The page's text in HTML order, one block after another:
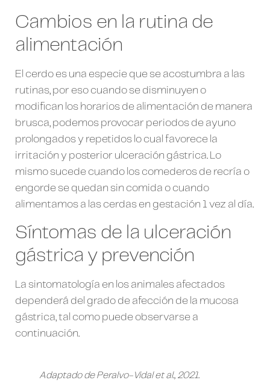
Cambios en la rutina de
alimentación
El cerdo es una especie que se acostumbra a las
rutinas, por eso cuando se disminuyen o
modifican los horarios de alimentación de manera
brusca, podemos provocar periodos de ayuno
prolongados y repetidos lo cual favorece la
irritación y posterior ulceración gástrica. Lo
mismo sucede cuando los comederos de recría o
engorde se quedan sin comida o cuando
alimentamos a las cerdas en gestación 1 vez al día.
Síntomas de la ulceración
gástrica y prevención
La sintomatología en los animales afectados
dependerá del grado de afección de la mucosa
gástrica, tal como puede observarse a
continuación.
Adaptado de Peralvo-Vidal et al., 2021.